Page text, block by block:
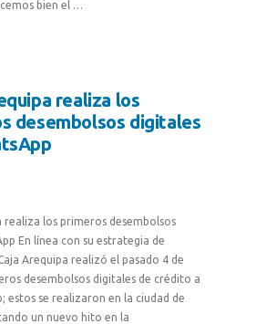
bien el …
realiza los
desembolsos digitales
realiza los primeros desembolsos
En línea con su estrategia de
Arequipa realizó el pasado 4 de
desembolsos digitales de crédito a
estos se realizaron en la ciudad de
un nuevo hito en la